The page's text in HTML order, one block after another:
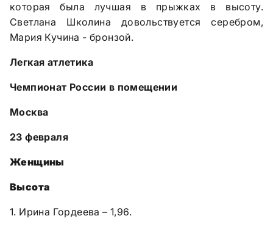
которая была лучшая в прыжках в высоту.
Светлана Школина довольствуется серебром,
Мария Кучина - бронзой.
Легкая атлетика
Чемпионат России в помещении
Москва
23 февраля
Женщины
Высота
1. Ирина Гордеева – 1,96.